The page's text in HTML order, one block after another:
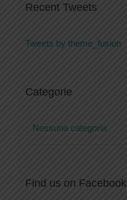
Recent Tweets
Tweets by theme_fusion
Categorie
Nessuna categoria
Find us on Facebook